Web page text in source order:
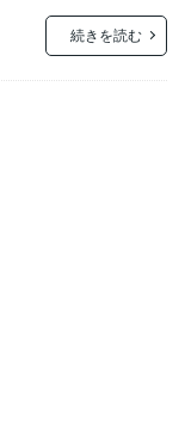
続きを読む